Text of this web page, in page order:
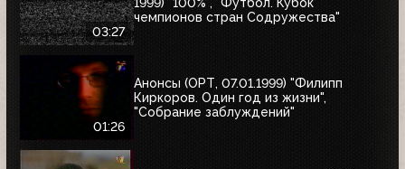
03:27
чемпионов стран Содружества"
01:26
Анонсы (ОРТ, 07.01.1999) "Филипп
Киркоров. Один год из жизни",
"Собрание заблуждений"